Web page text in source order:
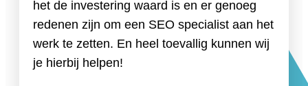
het de investering waard is en er genoeg
redenen zijn om een SEO specialist aan het
werk te zetten. En heel toevallig kunnen wij
je hierbij helpen!